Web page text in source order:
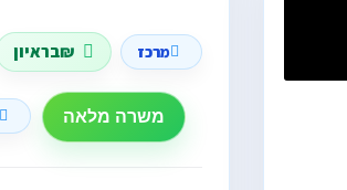
מרכז ₪בראיון
משרה מלאה